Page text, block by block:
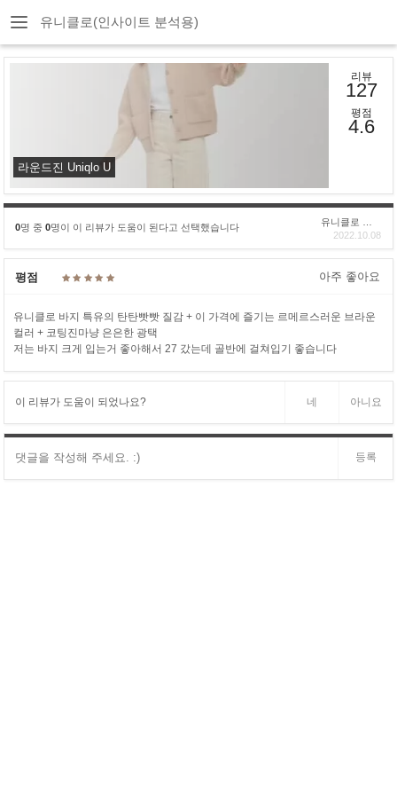
유니클로(인사이트 분석용)
라운드진 Uniqlo U
리뷰
127
평점
4.6
0명 중 0명이 이 리뷰가 도움이 된다고 선택했습니다
2022.10.08
평점 아주 좋아요
유니클로 바지 특유의 탄탄빳빳 질감 + 이 가격에 즐기는 르메르스러운 브라운
컬러 + 코팅진마냥 은은한 광택
저는 바지 크게 입는거 좋아해서 27 갔는데 골반에 걸쳐입기 좋습니다
이 리뷰가 도움이 되었나요? 네 아니요
등록